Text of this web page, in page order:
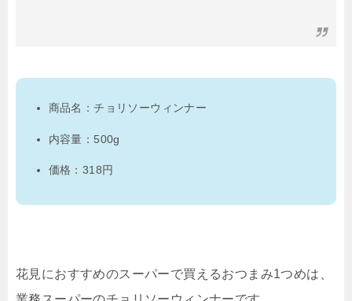
商品名：チョリソーウィンナー
内容量：500g
価格：318円
花見におすすめのスーパーで買えるおつまみ1つめは、